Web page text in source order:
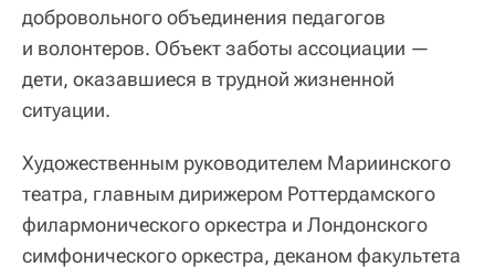
добровольного объединения педагогов
и волонтеров. Объект заботы ассоциации —
дети, оказавшиеся в трудной жизненной
ситуации.
Художественным руководителем Мариинского
театра, главным дирижером Роттердамского
филармонического оркестра и Лондонского
симфонического оркестра, деканом факультета